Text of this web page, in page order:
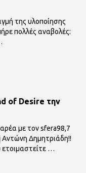
της υλοποίησης
πολλές αναβολές:
of Desire την
με τον sfera98,7
Αντώνη Δημητριάδη!!
…